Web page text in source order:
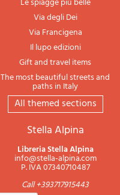
Via degli Dei
Via Francigena
Il lupo edizioni
Gift and travel items
The most beautiful streets and
paths in Italy
All themed sections
Stella Alpina
Libreria Stella Alpina
info@stella-alpina.com
P. IVA 07340710487
Call +393717915443